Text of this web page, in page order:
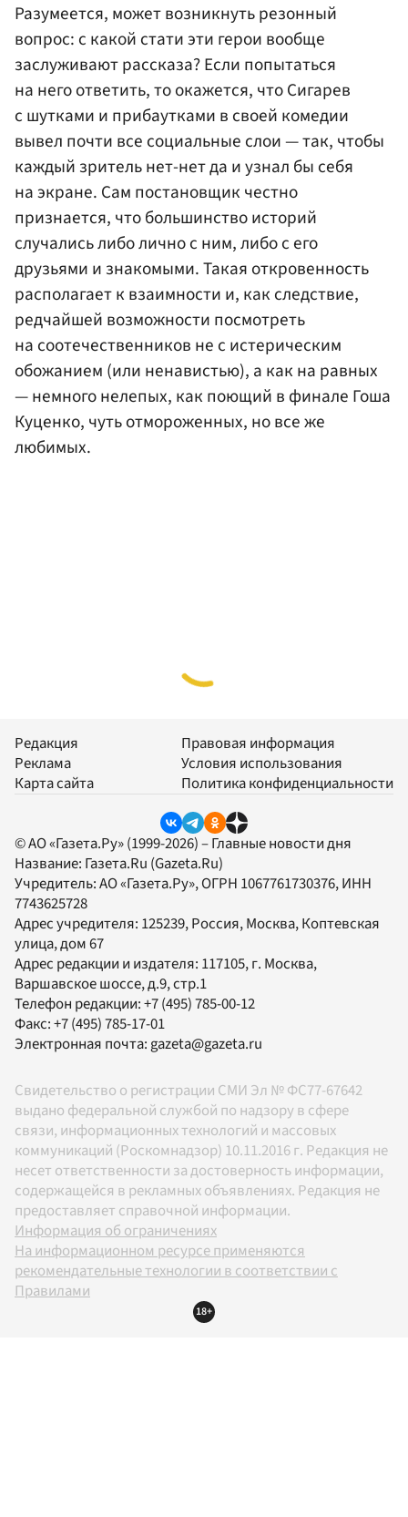
Разумеется, может возникнуть резонный
вопрос: с какой стати эти герои вообще
заслуживают рассказа? Если попытаться
на него ответить, то окажется, что Сигарев
с шутками и прибаутками в своей комедии
вывел почти все социальные слои — так, чтобы
каждый зритель нет-нет да и узнал бы себя
на экране. Сам постановщик честно
признается, что большинство историй
случались либо лично с ним, либо с его
друзьями и знакомыми. Такая откровенность
располагает к взаимности и, как следствие,
редчайшей возможности посмотреть
на соотечественников не с истерическим
обожанием (или ненавистью), а как на равных
— немного нелепых, как поющий в финале Гоша
Куценко, чуть отмороженных, но все же
любимых.
Редакция
Реклама
Карта сайта
Правовая информация
Условия использования
Политика конфиденциальности
© АО «Газета.Ру» (1999-2026) – Главные новости дня
Название: Газета.Ru (Gazeta.Ru)
Учредитель:АО «Газета.Ру», ОГРН 1067761730376, ИНН
7743625728
Адрес учредителя: 125239, Россия, Москва, Коптевская
улица, дом 67
Адрес редакции и издателя: 117105, г. Москва,
Варшавское шоссе, д.9, стр.1
Телефон редакции:+7 (495) 785-00-12
Факс:+7 (495) 785-17-01
Электронная почта:gazeta@gazeta.ru
Свидетельство о регистрации СМИ Эл № ФС77-67642
выдано федеральной службой по надзору в сфере
связи, информационных технологий и массовых
коммуникаций (Роскомнадзор) 10.11.2016 г. Редакция не
несет ответственности за достоверность информации,
содержащейся в рекламных объявлениях. Редакция не
предоставляет справочной информации.
Информация об ограничениях
На информационном ресурсе применяются
рекомендательные технологии в соответствии с
Правилами
18+